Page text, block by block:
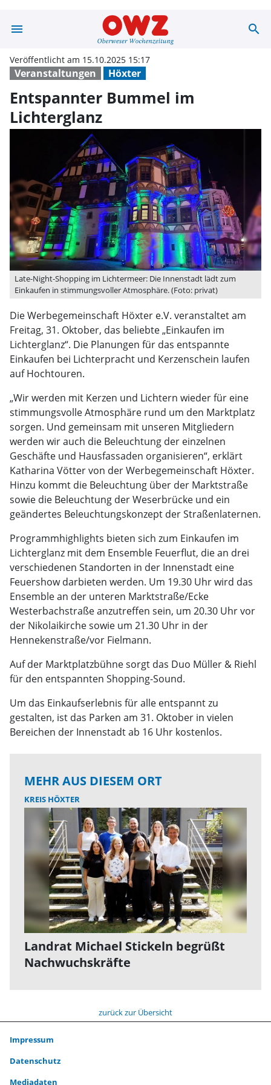
menu Entspannter search
Veranstaltungen Höxter
Veröffentlicht am 15.10.2025 15:17
Entspannter Bummel im
Lichterglanz
Late-Night-Shopping im Lichtermeer: Die Innenstadt lädt zum
Einkaufen in stimmungsvoller Atmosphäre. (Foto: privat)
Die Werbegemeinschaft Höxter e.V. veranstaltet am
Freitag, 31. Oktober, das beliebte „Einkaufen im
Lichterglanz“. Die Planungen für das entspannte
Einkaufen bei Lichterpracht und Kerzenschein laufen
auf Hochtouren.
„Wir werden mit Kerzen und Lichtern wieder für eine
stimmungsvolle Atmosphäre rund um den Marktplatz
sorgen. Und gemeinsam mit unseren Mitgliedern
werden wir auch die Beleuchtung der einzelnen
Geschäfte und Hausfassaden organisieren“, erklärt
Katharina Vötter von der Werbegemeinschaft Höxter.
Hinzu kommt die Beleuchtung über der Marktstraße
sowie die Beleuchtung der Weserbrücke und ein
geändertes Beleuchtungskonzept der Straßenlaternen.
Programmhighlights bieten sich zum Einkaufen im
Lichterglanz mit dem Ensemble Feuerflut, die an drei
verschiedenen Standorten in der Innenstadt eine
Feuershow darbieten werden. Um 19.30 Uhr wird das
Ensemble an der unteren Marktstraße/Ecke
Westerbachstraße anzutreffen sein, um 20.30 Uhr vor
der Nikolaikirche sowie um 21.30 Uhr in der
Hennekenstraße/vor Fielmann.
Auf der Marktplatzbühne sorgt das Duo Müller & Riehl
für den entspannten Shopping-Sound.
Um das Einkaufserlebnis für alle entspannt zu
gestalten, ist das Parken am 31. Oktober in vielen
Bereichen der Innenstadt ab 16 Uhr kostenlos.
MEHR AUS DIESEM ORT
KREIS HÖXTER
Landrat Michael Stickeln begrüßt
Nachwuchskräfte
zurück zur Übersicht
Impressum
Datenschutz
Mediadaten